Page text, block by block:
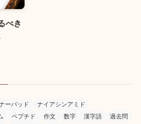
べき
ーパッド
ナイアシンアミド
ペプチド 作文 数字 漢字語 過去問